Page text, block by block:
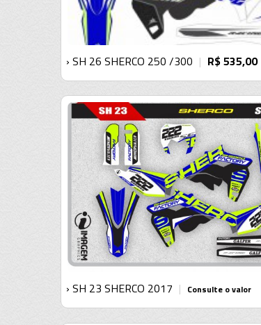
› SH 26 SHERCO 250 /300 | R$ 535,00
› SH 23 SHERCO 2017 | Consulte o valor